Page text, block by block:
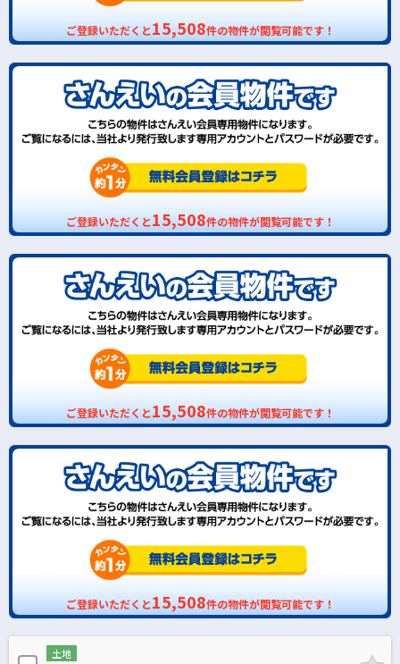
ご登録いただくと15,508件の物件が閲覧可能です！
ご登録いただくと15,508件の物件が閲覧可能です！
ご登録いただくと15,508件の物件が閲覧可能です！
ご登録いただくと15,508件の物件が閲覧可能です！
土地